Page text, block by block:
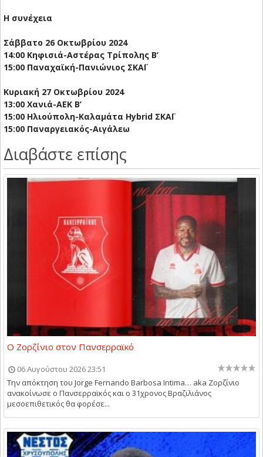
Η συνέχεια
Σάββατο 26 Οκτωβρίου 2024
14:00 Κηφισιά-Αστέρας Τρίπολης Β’
15:00 Παναχαϊκή-Πανιώνιος ΣΚΑΪ
Κυριακή 27 Οκτωβρίου 2024
13:00 Χανιά-ΑΕΚ B’
15:00 Ηλιούπολη-Καλαμάτα Hybrid ΣΚΑΪ
15:00 Παναργειακός-Αιγάλεω
Διαβάστε επίσης
Ο Ζορζίνιο στον Πανσερραϊκό
06 Αυγούστου 2026 23:51
Την απόκτηση του Jorge Fernando Barbosa Intima… aka Ζορζίνιο
ανακοίνωσε ο Πανσερραϊκός και ο 31χρονος Βραζιλιάνος
μεσοεπιθετικός θα φορέσε...